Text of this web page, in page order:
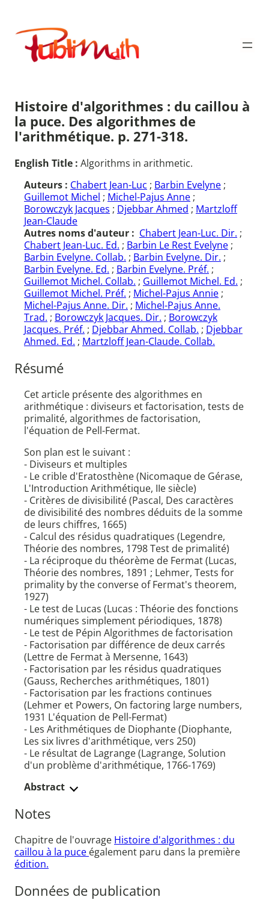
contenu
Publimath
Histoire d'algorithmes : du caillou à
la puce. Des algorithmes de
l'arithmétique. p. 271-318.
English Title : Algorithms in arithmetic.
Auteurs : Chabert Jean-Luc ; Barbin Evelyne ;
Guillemot Michel ; Michel-Pajus Anne ;
Borowczyk Jacques ; Djebbar Ahmed ; Martzloff
Jean-Claude
Autres noms d'auteur : Chabert Jean-Luc. Dir. ;
Chabert Jean-Luc. Ed. ; Barbin Le Rest Evelyne ;
Barbin Evelyne. Collab. ; Barbin Evelyne. Dir. ;
Barbin Evelyne. Ed. ; Barbin Evelyne. Préf. ;
Guillemot Michel. Collab. ; Guillemot Michel. Ed. ;
Guillemot Michel. Préf. ; Michel-Pajus Annie ;
Michel-Pajus Anne. Dir. ; Michel-Pajus Anne.
Trad. ; Borowczyk Jacques. Dir. ; Borowczyk
Jacques. Préf. ; Djebbar Ahmed. Collab. ; Djebbar
Ahmed. Ed. ; Martzloff Jean-Claude. Collab.
Résumé
Cet article présente des algorithmes en
arithmétique : diviseurs et factorisation, tests de
primalité, algorithmes de factorisation,
l'équation de Pell-Fermat.
Son plan est le suivant :
- Diviseurs et multiples
- Le crible d'Eratosthène (Nicomaque de Gérase,
L'Introduction Arithmétique, IIe siècle)
- Critères de divisibilité (Pascal, Des caractères
de divisibilité des nombres déduits de la somme
de leurs chiffres, 1665)
- Calcul des résidus quadratiques (Legendre,
Théorie des nombres, 1798 Test de primalité)
- La réciproque du théorème de Fermat (Lucas,
Théorie des nombres, 1891 ; Lehmer, Tests for
primality by the converse of Fermat's theorem,
1927)
- Le test de Lucas (Lucas : Théorie des fonctions
numériques simplement périodiques, 1878)
- Le test de Pépin Algorithmes de factorisation
- Factorisation par différence de deux carrés
(Lettre de Fermat à Mersenne, 1643)
- Factorisation par les résidus quadratiques
(Gauss, Recherches arithmétiques, 1801)
- Factorisation par les fractions continues
(Lehmer et Powers, On factoring large numbers,
1931 L'équation de Pell-Fermat)
- Les Arithmétiques de Diophante (Diophante,
Les six livres d'arithmétique, vers 250)
- Le résultat de Lagrange (Lagrange, Solution
d'un problème d'arithmétique, 1766-1769)
Abstract
Notes
Chapitre de l'ouvrage Histoire d'algorithmes : du
caillou à la puce également paru dans la première
édition.
Données de publication